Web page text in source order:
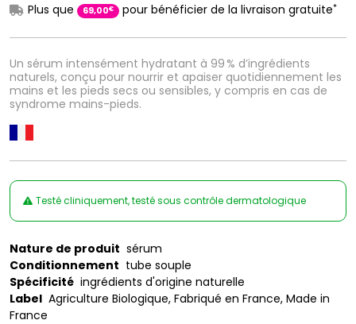
Un sérum intensément hydratant à 99 % d’ingrédients
naturels, conçu pour nourrir et apaiser quotidiennement les
mains et les pieds secs ou sensibles, y compris en cas de
syndrome mains-pieds.
Plus que
69,00€ pour bénéficier de la livraison gratuite*
Testé cliniquement, testé sous contrôle dermatologique
Nature de produit sérum
Conditionnement tube souple
Spécificité ingrédients d'origine naturelle
Label Agriculture Biologique, Fabriqué en France, Made in
France